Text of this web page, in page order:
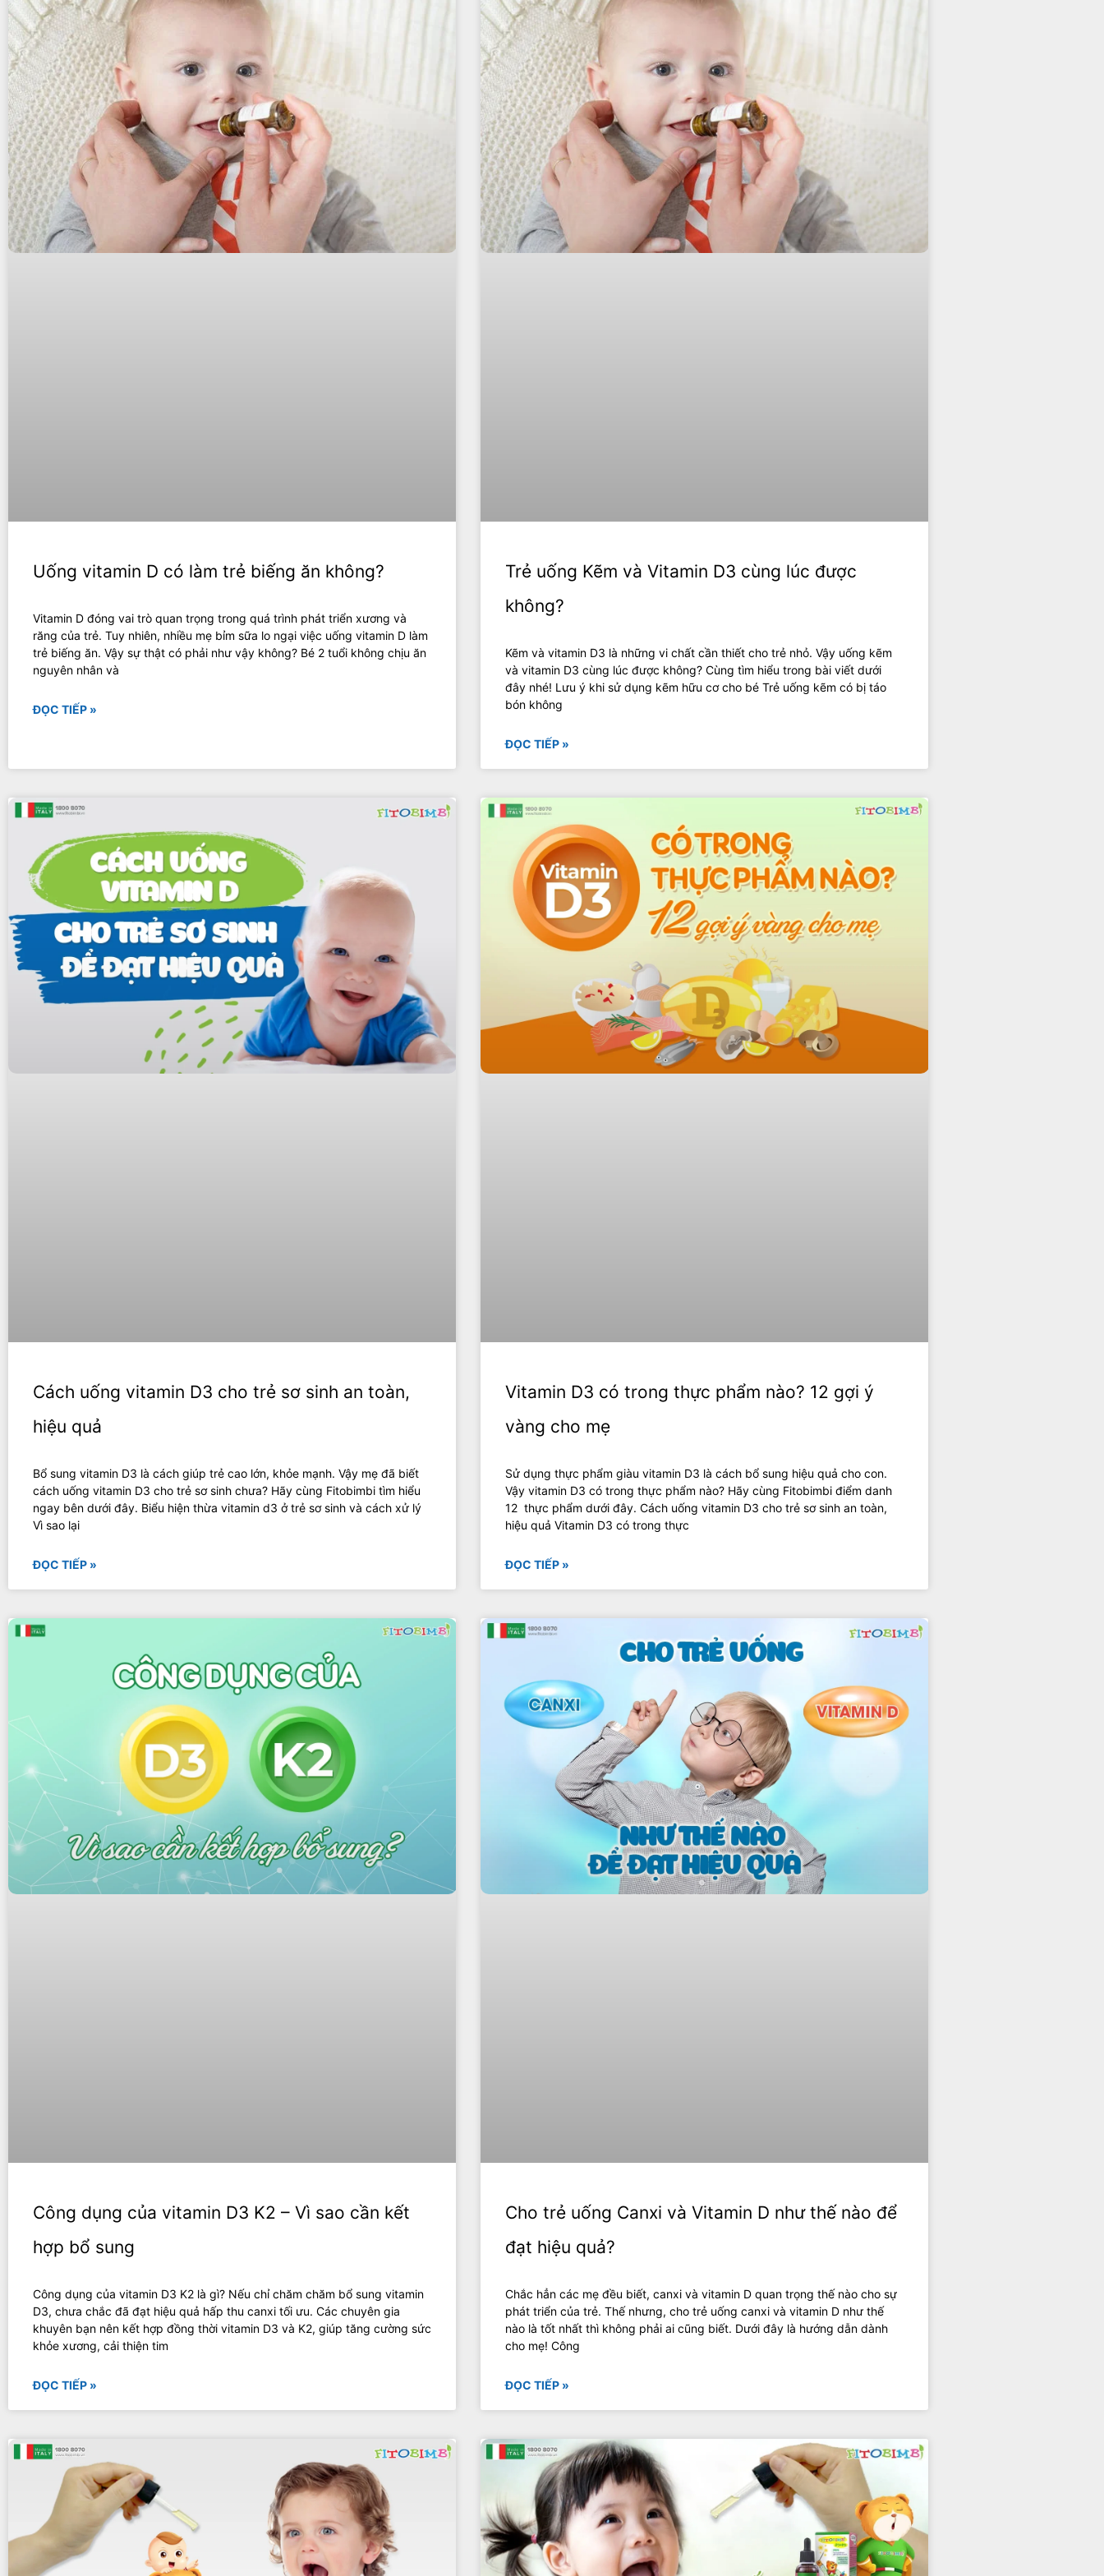
Uống vitamin D có làm trẻ biếng ăn không?
Vitamin D đóng vai trò quan trọng trong quá trình phát triển xương và
răng của trẻ. Tuy nhiên, nhiều mẹ bỉm sữa lo ngại việc uống vitamin D làm
trẻ biếng ăn. Vậy sự thật có phải như vậy không? Bé 2 tuổi không chịu ăn
nguyên nhân và
ĐỌC TIẾP »
Trẻ uống Kẽm và Vitamin D3 cùng lúc được
không?
Kẽm và vitamin D3 là những vi chất cần thiết cho trẻ nhỏ. Vậy uống kẽm
và vitamin D3 cùng lúc được không? Cùng tìm hiểu trong bài viết dưới
đây nhé! Lưu ý khi sử dụng kẽm hữu cơ cho bé Trẻ uống kẽm có bị táo
bón không
ĐỌC TIẾP »
Cách uống vitamin D3 cho trẻ sơ sinh an toàn,
hiệu quả
Bổ sung vitamin D3 là cách giúp trẻ cao lớn, khỏe mạnh. Vậy mẹ đã biết
cách uống vitamin D3 cho trẻ sơ sinh chưa? Hãy cùng Fitobimbi tìm hiểu
ngay bên dưới đây. Biểu hiện thừa vitamin d3 ở trẻ sơ sinh và cách xử lý
Vì sao lại
ĐỌC TIẾP »
Vitamin D3 có trong thực phẩm nào? 12 gợi ý
vàng cho mẹ
Sử dụng thực phẩm giàu vitamin D3 là cách bổ sung hiệu quả cho con.
Vậy vitamin D3 có trong thực phẩm nào? Hãy cùng Fitobimbi điểm danh
12 thực phẩm dưới đây. Cách uống vitamin D3 cho trẻ sơ sinh an toàn,
hiệu quả Vitamin D3 có trong thực
ĐỌC TIẾP »
Công dụng của vitamin D3 K2 – Vì sao cần kết
hợp bổ sung
Công dụng của vitamin D3 K2 là gì? Nếu chỉ chăm chăm bổ sung vitamin
D3, chưa chắc đã đạt hiệu quả hấp thu canxi tối ưu. Các chuyên gia
khuyên bạn nên kết hợp đồng thời vitamin D3 và K2, giúp tăng cường sức
khỏe xương, cải thiện tim
ĐỌC TIẾP »
Cho trẻ uống Canxi và Vitamin D như thế nào để
đạt hiệu quả?
Chắc hẳn các mẹ đều biết, canxi và vitamin D quan trọng thế nào cho sự
phát triển của trẻ. Thế nhưng, cho trẻ uống canxi và vitamin D như thế
nào là tốt nhất thì không phải ai cũng biết. Dưới đây là hướng dẫn dành
cho mẹ! Công
ĐỌC TIẾP »